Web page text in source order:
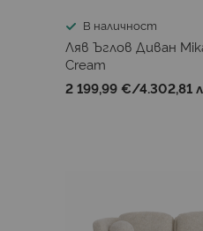
В наличност
Ляв Ъглов Диван
Cream
2 199,99 €/4.302,81